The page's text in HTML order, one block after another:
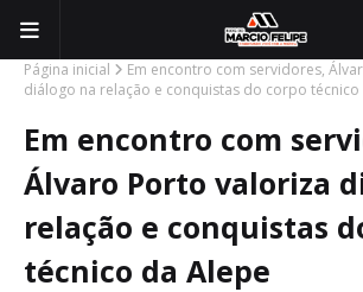
Página inicial
Em encontro com servidores,
diálogo na relação e conquistas do corpo técnico
Em encontro com
Álvaro Porto valoriza
relação e conquistas
técnico da Alepe